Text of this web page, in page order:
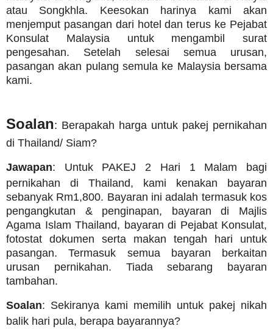
atau Songkhla. Keesokan harinya kami akan
menjemput pasangan dari hotel dan terus ke Pejabat
Konsulat Malaysia untuk mengambil surat
pengesahan. Setelah selesai semua urusan,
pasangan akan pulang semula ke Malaysia bersama
kami.
Soalan: Berapakah harga untuk pakej pernikahan
di Thailand/ Siam?
Jawapan: Untuk PAKEJ 2 Hari 1 Malam bagi
pernikahan di Thailand, kami kenakan bayaran
sebanyak Rm1,800. Bayaran ini adalah termasuk kos
pengangkutan & penginapan, bayaran di Majlis
Agama Islam Thailand, bayaran di Pejabat Konsulat,
fotostat dokumen serta makan tengah hari untuk
pasangan. Termasuk semua bayaran berkaitan
urusan pernikahan. Tiada sebarang bayaran
tambahan.
Soalan: Sekiranya kami memilih untuk pakej nikah
balik hari pula, berapa bayarannya?